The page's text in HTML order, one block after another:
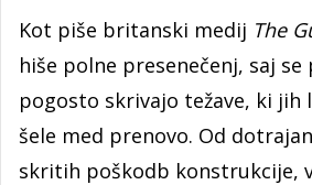
Kot piše britanski medij The
hiše polne presenečenj, saj
pogosto skrivajo težave, ki
šele med prenovo. Od
skritih poškodb konstrukcije,